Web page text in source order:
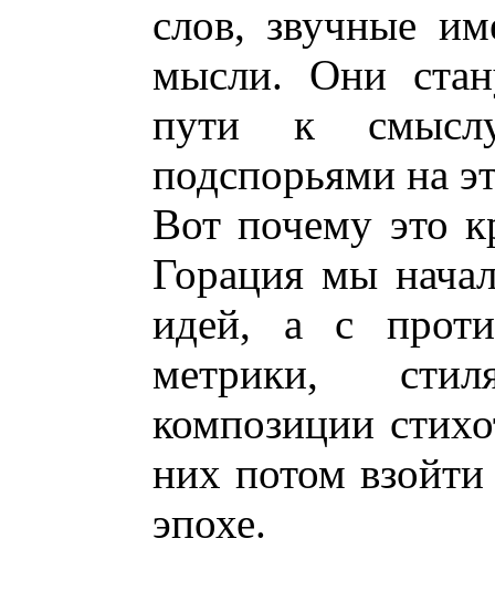
слов, звучные
мысли. Они
пути к
подспорьями на
Вот почему это
Горация мы
идей, а с
метрики,
композиции
них потом
эпохе.